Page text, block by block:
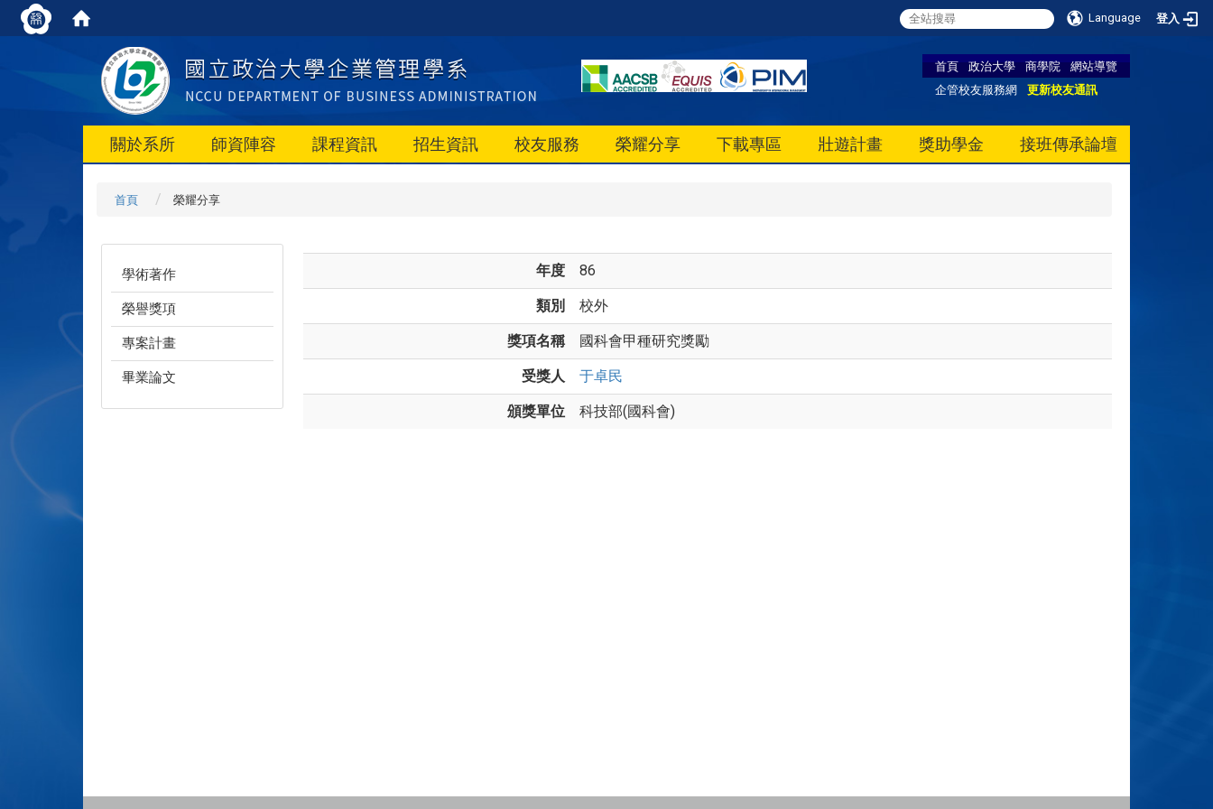
Language 登入
首頁 政治大學 商學院
網站導覽
企管校友服務網
更新校友通訊
關於系所 師資陣容 課程資訊 招生資訊 校友服務 榮耀分享 下載專區 壯遊計畫 獎助學金 接班傳承論壇
首頁 榮耀分享
學術著作
榮譽獎項
專案計畫
畢業論文
年度 86
類別 校外
獎項名稱 國科會甲種研究獎勵
受獎人 于卓民
頒獎單位 科技部(國科會)